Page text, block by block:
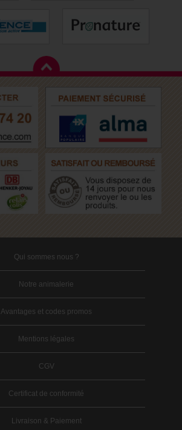
Qui sommes nous ?
Notre animalerie
Avantages et codes promos
Mentions légales
CGV
Certificat de conformité
Livraison & Paiement